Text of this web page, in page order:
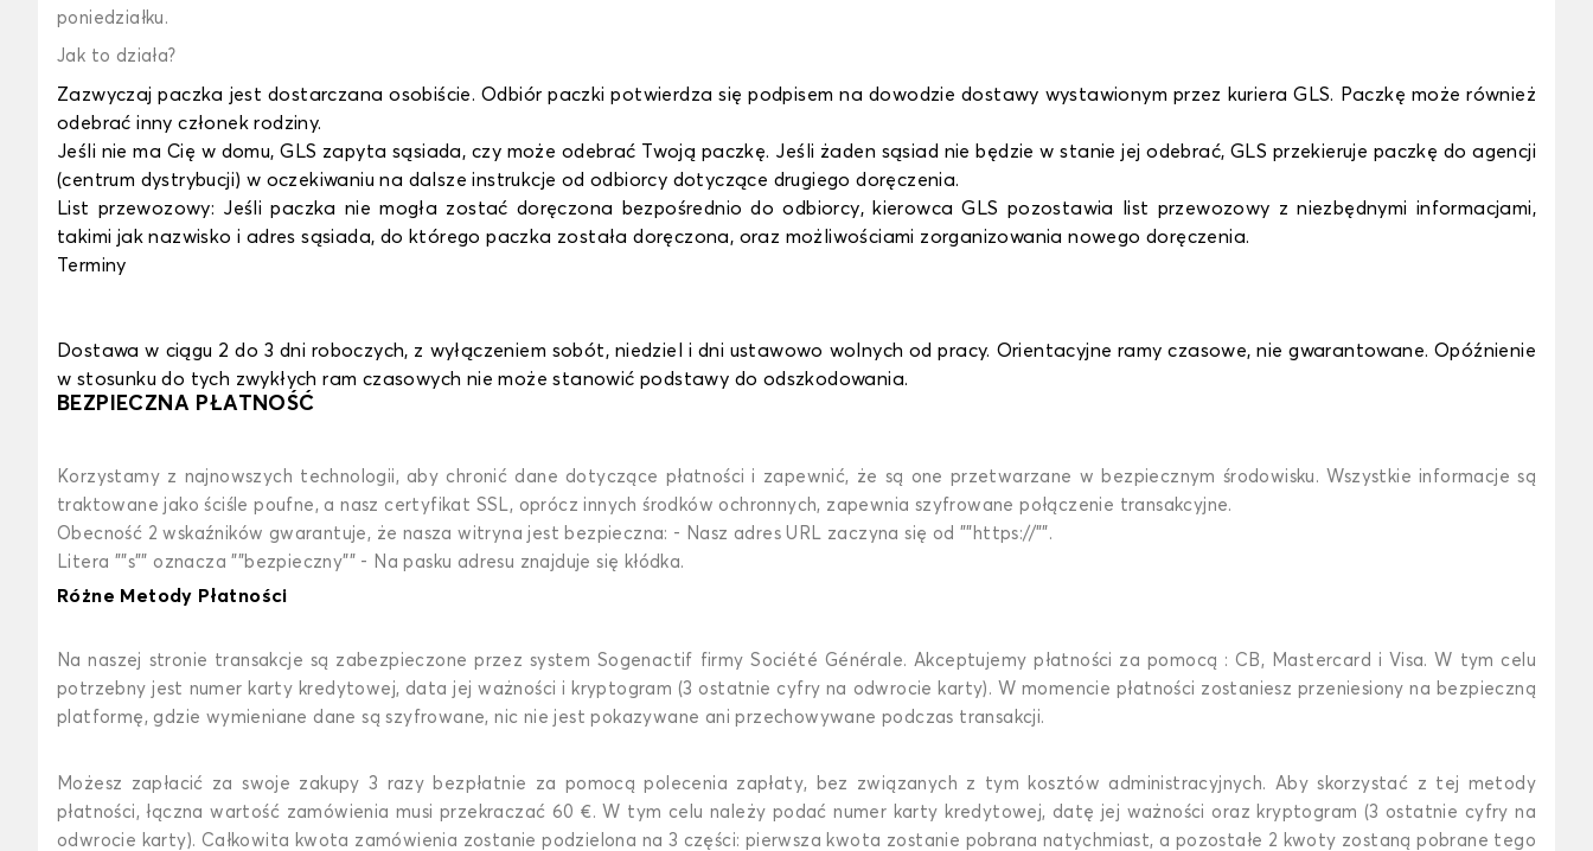
poniedziałku.
Jak to działa?
Zazwyczaj paczka jest dostarczana osobiście. Odbiór paczki potwierdza się podpisem na dowodzie dostawy wystawionym przez kuriera GLS. Paczkę może również
odebrać inny członek rodziny.
Jeśli nie ma Cię w domu, GLS zapyta sąsiada, czy może odebrać Twoją paczkę. Jeśli żaden sąsiad nie będzie w stanie jej odebrać, GLS przekieruje paczkę do agencji
(centrum dystrybucji) w oczekiwaniu na dalsze instrukcje od odbiorcy dotyczące drugiego doręczenia.
List przewozowy: Jeśli paczka nie mogła zostać doręczona bezpośrednio do odbiorcy, kierowca GLS pozostawia list przewozowy z niezbędnymi informacjami,
takimi jak nazwisko i adres sąsiada, do którego paczka została doręczona, oraz możliwościami zorganizowania nowego doręczenia.
Terminy
Dostawa w ciągu 2 do 3 dni roboczych, z wyłączeniem sobót, niedziel i dni ustawowo wolnych od pracy. Orientacyjne ramy czasowe, nie gwarantowane. Opóźnienie
w stosunku do tych zwykłych ram czasowych nie może stanowić podstawy do odszkodowania.
BEZPIECZNA PŁATNOŚĆ
Korzystamy z najnowszych technologii, aby chronić dane dotyczące płatności i zapewnić, że są one przetwarzane w bezpiecznym środowisku. Wszystkie informacje są
traktowane jako ściśle poufne, a nasz certyfikat SSL, oprócz innych środków ochronnych, zapewnia szyfrowane połączenie transakcyjne.
Obecność 2 wskaźników gwarantuje, że nasza witryna jest bezpieczna: - Nasz adres URL zaczyna się od ""https://"".
Litera ""s"" oznacza ""bezpieczny"" - Na pasku adresu znajduje się kłódka.
Różne Metody Płatności
Na naszej stronie transakcje są zabezpieczone przez system Sogenactif firmy Société Générale. Akceptujemy płatności za pomocą : CB, Mastercard i Visa. W tym celu
potrzebny jest numer karty kredytowej, data jej ważności i kryptogram (3 ostatnie cyfry na odwrocie karty). W momencie płatności zostaniesz przeniesiony na bezpieczną
platformę, gdzie wymieniane dane są szyfrowane, nic nie jest pokazywane ani przechowywane podczas transakcji.
Możesz zapłacić za swoje zakupy 3 razy bezpłatnie za pomocą polecenia zapłaty, bez związanych z tym kosztów administracyjnych. Aby skorzystać z tej metody
płatności, łączna wartość zamówienia musi przekraczać 60 €. W tym celu należy podać numer karty kredytowej, datę jej ważności oraz kryptogram (3 ostatnie cyfry na
odwrocie karty). Całkowita kwota zamówienia zostanie podzielona na 3 części: pierwsza kwota zostanie pobrana natychmiast, a pozostałe 2 kwoty zostaną pobrane tego